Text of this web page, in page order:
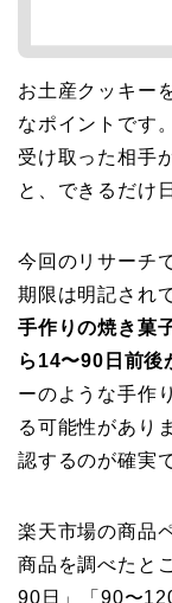
お土産クッキー
なポイントです
受け取った相手
と、できるだけ
今回のリサーチ
期限は明記され
手作りの焼き菓
ら14〜90日前後
ーのような手作
る可能性があり
認するのが確実
楽天市場の商品
商品を調べたと
90日」「90〜